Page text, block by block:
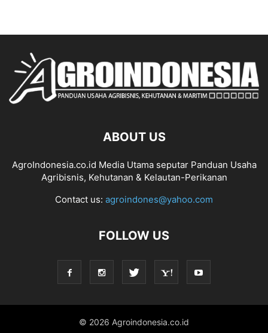
ABOUT US
AgroIndonesia.co.id Media Utama seputar Panduan Usaha
Agribisnis, Kehutanan & Kelautan-Perikanan
Contact us: agroindones@yahoo.com
FOLLOW US
© 2026 Agroindonesia.co.id